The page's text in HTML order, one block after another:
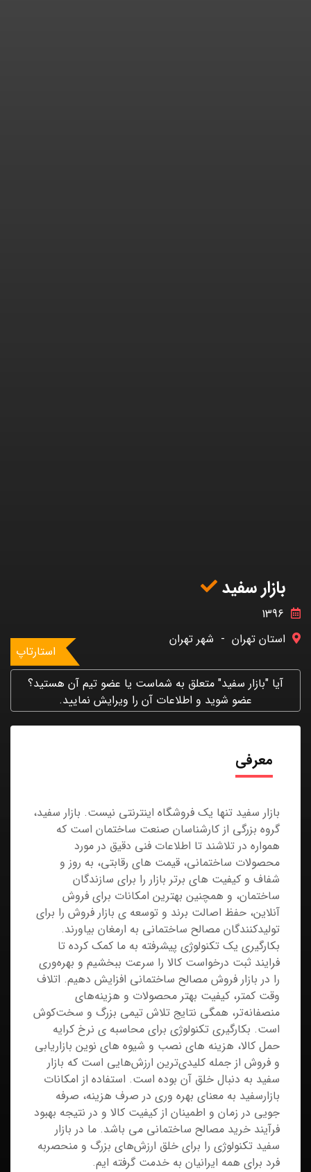
بازار سفید
1396
استان تهران - شهر تهران
استارتاپ
آیا "بازار سفید" متعلق به شماست یا عضو تیم آن هستید؟
عضو شوید و اطلاعات آن را ویرایش نمایید.
معرفی
بازار سفید تنها یک فروشگاه اینترنتی نیست. بازار سفید،
گروه بزرگی از کارشناسان صنعت ساختمان است که
همواره در تلاشند تا اطلاعات فنی دقیق در مورد
محصولات ساختمانی، قیمت های رقابتی، به روز و
شفاف و کیفیت های برتر بازار را برای سازندگان
ساختمان، و همچنین بهترین امکانات برای فروش
آنلاین، حفظ اصالت برند و توسعه ی بازار فروش را برای
تولیدکنندگان مصالح ساختمانی به ارمغان بیاورند.
بکارگیری یک تکنولوژی پیشرفته به ما کمک کرده تا
فرایند ثبت درخواست کالا را سرعت ببخشیم و بهره‌وری
را در بازار فروش مصالح ساختمانی افزایش دهیم. اتلاف‌
وقت کمتر، کیفیت بهتر محصولات و هزینه‌های
منصفانه‌تر، همگی نتایج تلاش تیمی بزرگ و سخت‌کوش
است. بکارگیری تکنولوژی برای محاسبه ی نرخ کرایه
حمل کالا، هزینه های نصب و شیوه های نوین بازاریابی
و فروش از جمله کلیدی‌ترین ارزش‌هایی است که بازار
سفید به دنبال خلق آن بوده است. استفاده از امکانات
بازارسفید به معنای بهره وری در صرف هزینه، صرفه
جویی در زمان و اطمینان از کیفیت کالا و در نتیجه بهبود
فرآیند خرید مصالح ساختمانی می باشد. ما در بازار
سفید تکنولوژی را برای خلق ارزش‌های بزرگ و منحصربه
فرد برای همه ایرانیان به خدمت گرفته ایم.